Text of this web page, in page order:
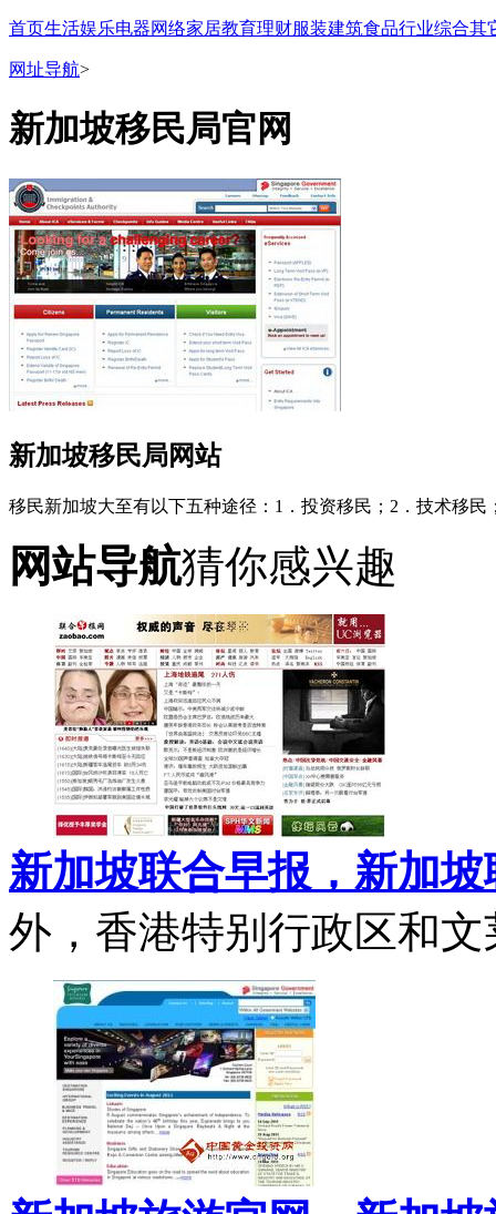
首页生活娱乐电器网络家居教育理财服装建筑食品行业综合其
网址导航>
新加坡移民局官网
新加坡移民局网站
移民新加坡大至有以下五种途径：1．投资移民；2．技术移
网站导航猜你感兴趣
新加坡联合早报，新加
外，香港特别行政区和